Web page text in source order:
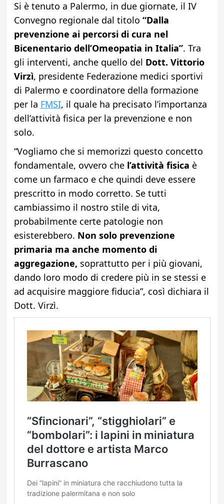
Si è tenuto a Palermo, in due giornate, il IV
Convegno regionale dal titolo “Dalla
prevenzione ai percorsi di cura nel
Bicenentario dell’Omeopatia in Italia”. Tra
gli interventi, anche quello del Dott. Vittorio
Virzì, presidente Federazione medici sportivi
di Palermo e coordinatore della formazione
per la FMSI, il quale ha precisato l’importanza
dell’attività fisica per la prevenzione e non
solo.
“Vogliamo che si memorizzi questo concetto
fondamentale, ovvero chel’attività fisica è
come un farmaco e che quindi deve essere
prescritto in modo corretto. Se tutti
cambiassimo il nostro stile di vita,
probabilmente certe patologie non
esisterebbero. Non solo prevenzione
primaria ma anche momento di
aggregazione, soprattutto per i più giovani,
dando loro modo di credere più in se stessi e
ad acquisire maggiore fiducia”, così dichiara il
Dott. Virzì.